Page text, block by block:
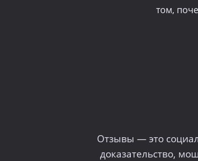
том,
Отзывы — это
доказательство,